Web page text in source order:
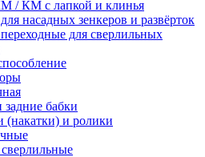
/ КМ с лапкой и клинья
насадных зенкеров и развёрток
для сверлильных
бабки
(накатки) и ролики